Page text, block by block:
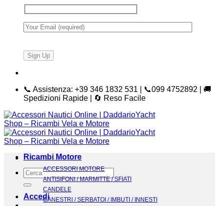
📞 Assistenza: +39 346 1832 531 | 📞099 4752892 | 🚚
Spedizioni Rapide | 🔄 Reso Facile
Cerca:
Accedi
Ricambi Motore
ACCESSORI MOTORE
ANTISIFONI / MARMITTE / SFIATI
CANDELE
CANESTRI / SERBATOI / IMBUTI / INNESTI